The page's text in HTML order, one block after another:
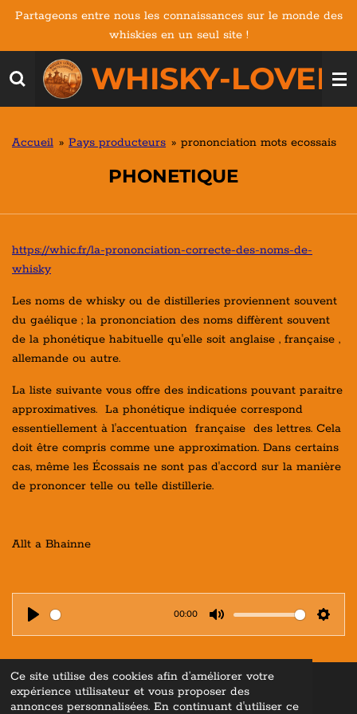
Ce site utilise des cookies afin d’améliorer votre
expérience utilisateur et vous proposer des
annonces personnalisées. En continuant d'utiliser ce
Passer
contenu
principal
WHISKY-
Partageons entre nous les connaissances sur le monde des
whiskies en un seul site !
Accueil » Pays producteurs » prononciation mots ecossais
PHONETIQUE
https://whic.fr/la-prononciation-correcte-des-noms-de-
whisky
Les noms de whisky ou de distilleries proviennent souvent
du gaélique ; la prononciation des noms diffèrent souvent
de la phonétique habituelle qu'elle soit anglaise , française ,
allemande ou autre.
La liste suivante vous offre des indications pouvant paraitre
approximatives. La phonétique indiquée correspond
essentiellement à l'accentuation française des lettres. Cela
doit être compris comme une approximation. Dans certains
cas, même les Écossais ne sont pas d'accord sur la manière
de prononcer telle ou telle distillerie.
Allt a Bhainne
P
a
y
00:00
M
t
e
S
© 2022 - 2026 Whisky Lovers Encyclopediae ©"Tous droitsréservés"
Propulsé parWebador